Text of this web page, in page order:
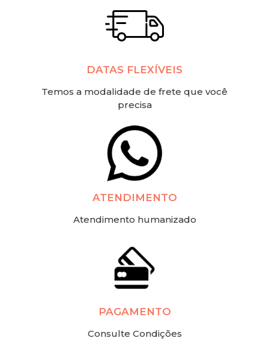
DATAS FLEXÍVEIS
Temos a modalidade de frete que você
precisa
ATENDIMENTO
Atendimento humanizado
PAGAMENTO
Consulte Condições